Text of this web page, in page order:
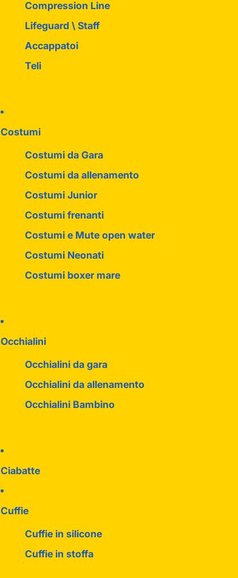
Compression Line
Lifeguard \ Staff
Accappatoi
Teli
Costumi
Costumi da Gara
Costumi da allenamento
Costumi Junior
Costumi frenanti
Costumi e Mute open water
Costumi Neonati
Costumi boxer mare
Occhialini
Occhialini da gara
Occhialini da allenamento
Occhialini Bambino
Ciabatte
Cuffie
Cuffie in silicone
Cuffie in stoffa